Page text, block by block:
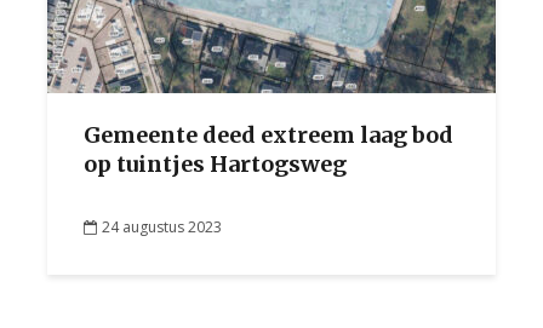
Gemeente deed extreem laag bod
op tuintjes Hartogsweg
24 augustus 2023